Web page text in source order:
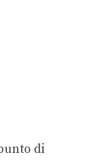
di